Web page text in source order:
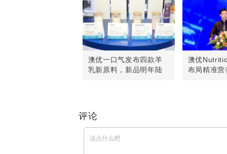
澳优一口气发布四款羊
乳新原料，新品明年陆
澳优
布局精准营
评论